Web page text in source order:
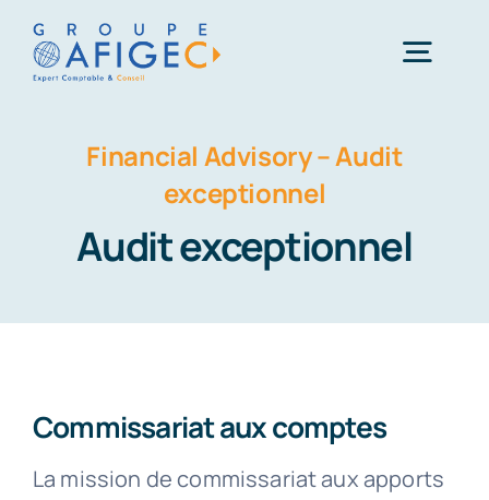
Passer
contenu
Accueil
Qui-sommes-nous ?
Carrière
Financial Advisory – Audit
exceptionnel
Audit exceptionnel
Commissariat aux comptes
La mission de commissariat aux apports